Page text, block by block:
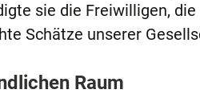
sie die Freiwilligen,
Schätze unserer
Raum